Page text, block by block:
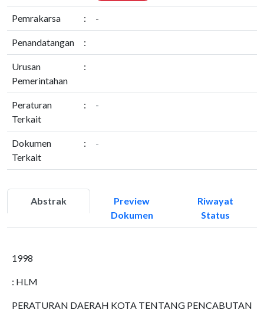
Pemrakarsa : -
Penandatangan :
Urusan
Pemerintahan
:
Peraturan
Terkait
: -
Dokumen
Terkait
: -
Abstrak
Preview
Dokumen
Riwayat
Status
1998
: HLM
PERATURAN DAERAH KOTA TENTANG PENCABUTAN